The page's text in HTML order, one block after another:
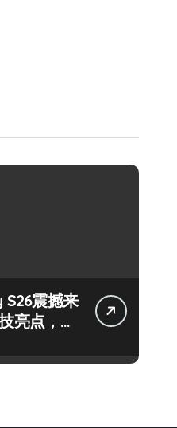
震撼来
亮点，一